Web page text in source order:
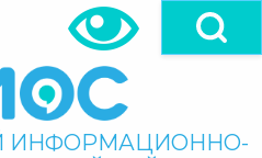
ИНФОРМАЦИОННО-